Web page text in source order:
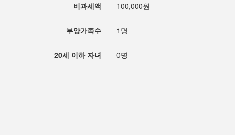
비과세액 100,000원
부양가족수 1명
20세 이하 자녀 0명